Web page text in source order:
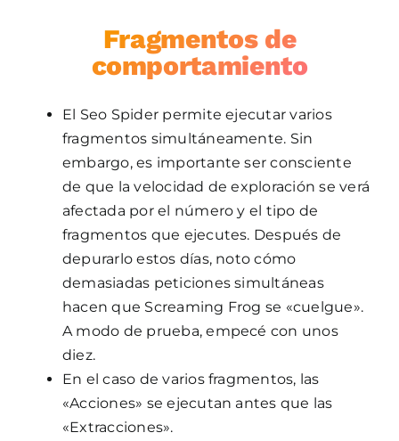
Fragmentos de
comportamiento
El Seo Spider permite ejecutar varios
fragmentos simultáneamente. Sin
embargo, es importante ser consciente
de que la velocidad de exploración se verá
afectada por el número y el tipo de
fragmentos que ejecutes. Después de
depurarlo estos días, noto cómo
demasiadas peticiones simultáneas
hacen que Screaming Frog se «cuelgue».
A modo de prueba, empecé con unos
diez.
En el caso de varios fragmentos, las
«Acciones» se ejecutan antes que las
«Extracciones».